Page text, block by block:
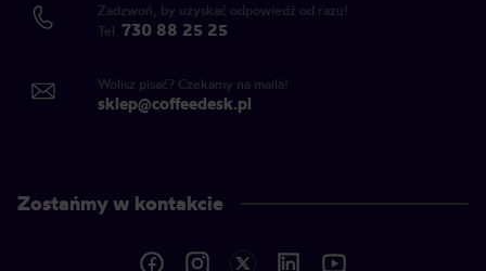
Zadzwoń, by uzyskać odpowiedź od razu!
Tel. 730 88 25 25
Wolisz pisać? Czekamy na maila!
sklep@coffeedesk.pl
Zostańmy w kontakcie